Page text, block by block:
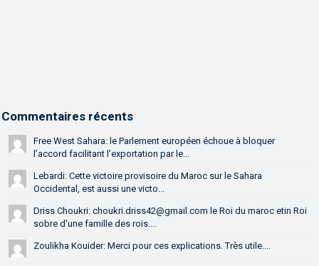
Commentaires récents
Free West Sahara: le Parlement européen échoue à bloquer
l’accord facilitant l’exportation par le...
Lebardi: Cette victoire provisoire du Maroc sur le Sahara
Occidental, est aussi une victo...
Driss Choukri: choukri.driss42@gmail.com le Roi du maroc etin Roi
sobre d'une famille des rois....
Zoulikha Kouider: Merci pour ces explications. Très utile....